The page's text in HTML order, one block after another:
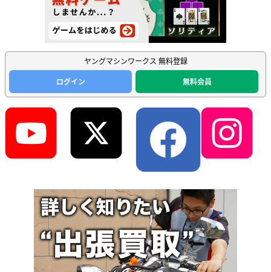
ヤングマシンワークス 無料登録
ログイン
無料会員